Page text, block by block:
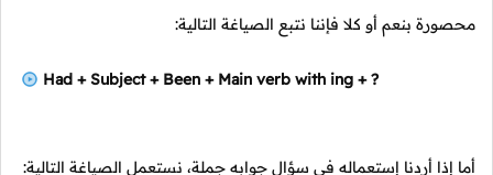
محصورة بنعم أو كلا فإننا نتبع الصياغة التالية:
Had + Subject + Been + Main verb with ing + ?
أما إذا أردنا إستعماله في سؤال جوابه جملة، نستعمل الصياغة التالية: